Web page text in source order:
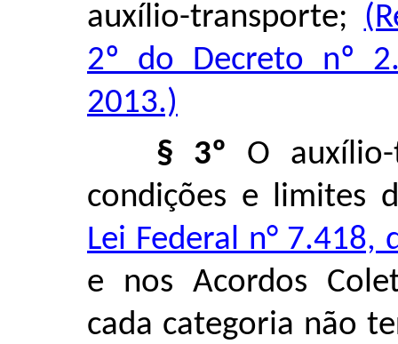
auxílio-transporte;
2º do Decreto nº
2013.)
§ 3º O
condições e limites
Lei Federal n° 7.418,
e nos Acordos
cada categoria não